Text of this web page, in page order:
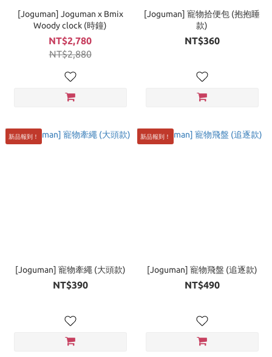
[Joguman] Joguman x Bmix
Woody clock (時鐘)
NT$2,780
NT$2,880
[Joguman] 寵物拾便包 (抱抱睡
款)
NT$360
新品報到！
[Joguman] 寵物牽繩 (大頭款)
NT$390
新品報到！
[Joguman] 寵物飛盤 (追逐款)
NT$490